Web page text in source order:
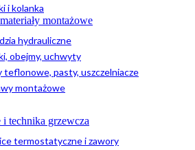
i kolanka
montażowe
hydrauliczne
obejmy, uchwyty
teflonowe, pasty, uszczelniacze
montażowe
technika grzewcza
termostatyczne i zawory